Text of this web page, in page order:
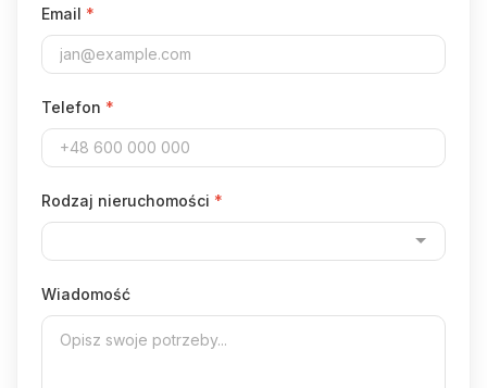
Email *
Telefon *
Rodzaj nieruchomości *
Wiadomość